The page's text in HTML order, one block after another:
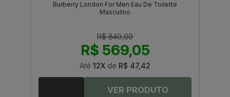
Burberry London For Men Eau De Toilette
Masculino
R$ 840,00
R$ 569,05
Até 12X de R$ 47,42